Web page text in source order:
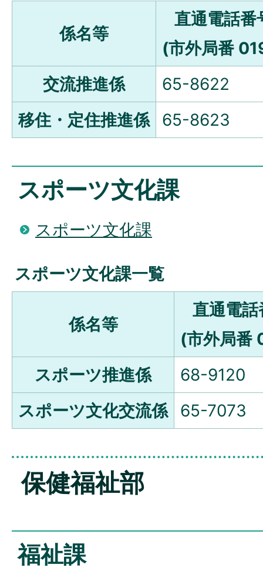
係名等
直通電話番
(市外局番
交流推進係
65-8622
移住・定住推進係
65-8623
スポーツ文化課
スポーツ文化課
スポーツ文化課一覧
係名等
直通電話
(市外局番
スポーツ推進係
68-9120
スポーツ文化交流係
65-7073
保健福祉部
福祉課